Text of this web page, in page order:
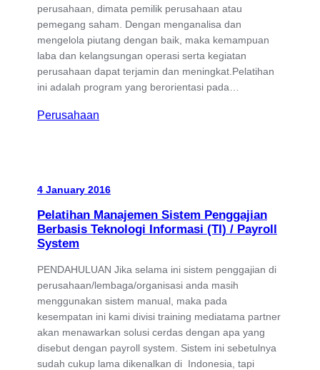
perusahaan, dimata pemilik perusahaan atau
pemegang saham. Dengan menganalisa dan
mengelola piutang dengan baik, maka kemampuan
laba dan kelangsungan operasi serta kegiatan
perusahaan dapat terjamin dan meningkat.Pelatihan
ini adalah program yang berorientasi pada…
Perusahaan
4 January 2016
Pelatihan Manajemen Sistem Penggajian
Berbasis Teknologi Informasi (TI) / Payroll
System
PENDAHULUAN Jika selama ini sistem penggajian di
perusahaan/lembaga/organisasi anda masih
menggunakan sistem manual, maka pada
kesempatan ini kami divisi training mediatama partner
akan menawarkan solusi cerdas dengan apa yang
disebut dengan payroll system. Sistem ini sebetulnya
sudah cukup lama dikenalkan di Indonesia, tapi